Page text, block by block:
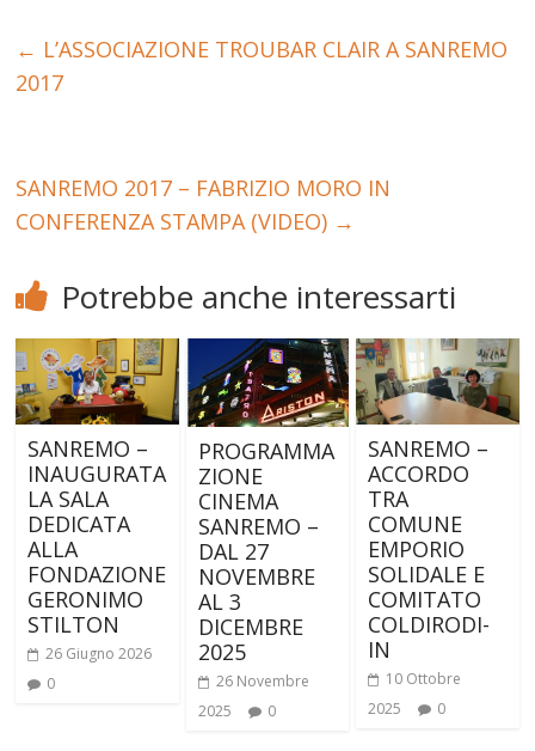
← L’ASSOCIAZIONE TROUBAR CLAIR A SANREMO
2017
SANREMO 2017 – FABRIZIO MORO IN
CONFERENZA STAMPA (VIDEO) →
Potrebbe anche interessarti
SANREMO –
INAUGURATA
LA SALA
DEDICATA
ALLA
FONDAZIONE
GERONIMO
STILTON
26 Giugno 2026
0
PROGRAMMA
ZIONE
CINEMA
SANREMO –
DAL 27
NOVEMBRE
AL 3
DICEMBRE
2025
26 Novembre
2025
0
SANREMO –
ACCORDO
TRA
COMUNE
EMPORIO
SOLIDALE E
COMITATO
COLDIRODI-
IN
10 Ottobre
2025
0